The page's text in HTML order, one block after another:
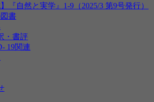
】『自然と実学』1-9（2025/3 第9号発行）
書
・書評
19関連